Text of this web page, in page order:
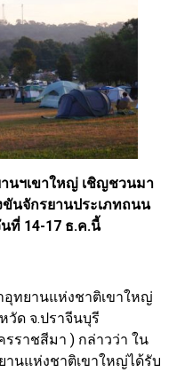
นฯเขาใหญ่ เชิญชวนมา
ขันจักรยานประเภทถนน
ที่ 14-17 ธ.ค.นี้
ทยานแห่งชาติเขาใหญ่
วัด จ.ปราจีนบุรี
รราชสีมา ) กล่าวว่า ใน
นแห่งชาติเขาใหญ่ได้รับ